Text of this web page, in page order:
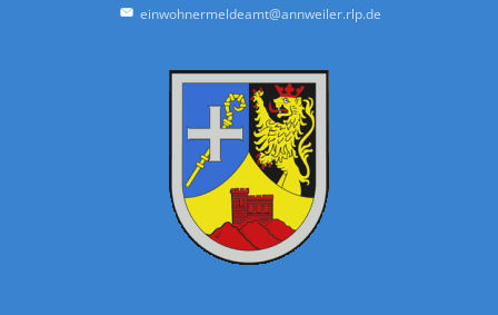
einwohnermeldeamt@annweiler.rlp.de